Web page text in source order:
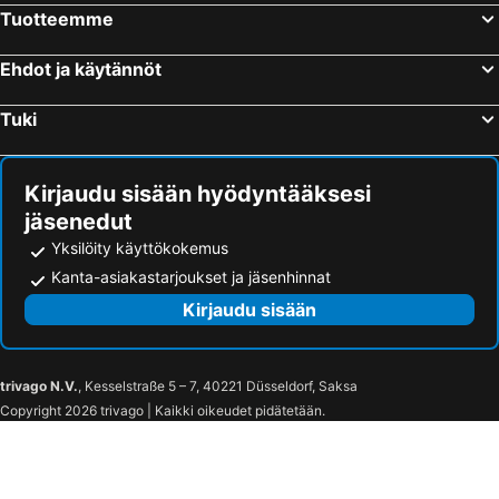
Tuotteemme
Ehdot ja käytännöt
Tuki
Kirjaudu sisään hyödyntääksesi
jäsenedut
Yksilöity käyttökokemus
Kanta-asiakastarjoukset ja jäsenhinnat
Kirjaudu sisään
trivago N.V., Kesselstraße 5 – 7, 40221 Düsseldorf, Saksa
Copyright 2026 trivago | Kaikki oikeudet pidätetään.